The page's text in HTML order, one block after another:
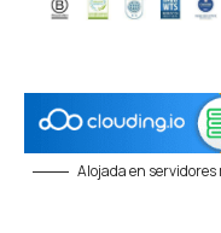
Alojada en